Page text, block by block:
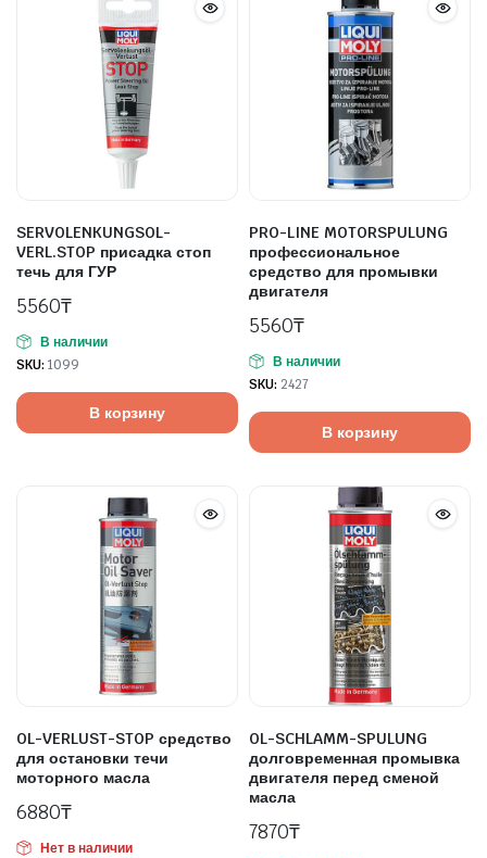
SERVOLENKUNGSOL-
VERL.STOP присадка стоп
течь для ГУР
5560₸
В наличии
SKU: 1099
В корзину
PRO-LINE MOTORSPULUNG
профессиональное
средство для промывки
двигателя
5560₸
В наличии
SKU: 2427
В корзину
OL-VERLUST-STOP средство
для остановки течи
моторного масла
6880₸
Нет в наличии
OL-SCHLAMM-SPULUNG
долговременная промывка
двигателя перед сменой
масла
7870₸